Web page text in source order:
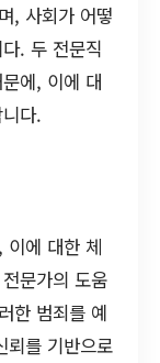
, 사회가 어떻
. 두 전문직
에, 이에 대
다.
이에 대한 체
문가의 도움
한 범죄를 예
뢰를 기반으로